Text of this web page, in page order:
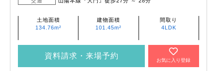
土地面積
134.76m²
建物面積
101.45m²
間取り
4LDK
資料請求・来場予約
お気に入り登録